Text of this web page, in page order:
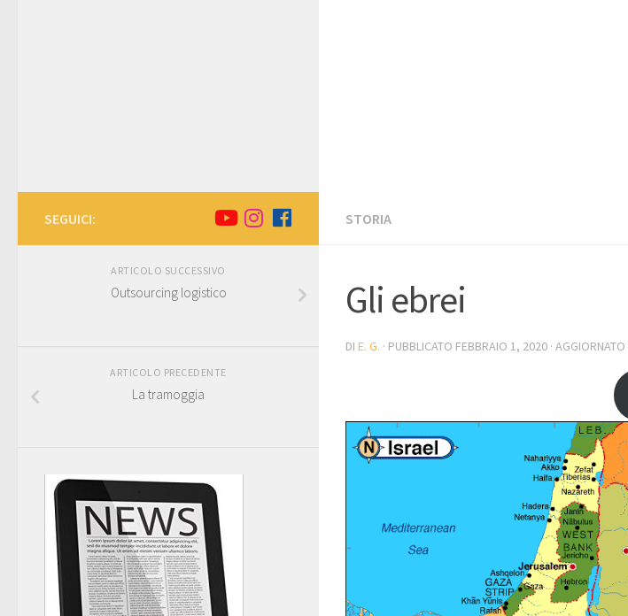
STORIA
Gli ebrei
DI E. G. · PUBBLICATO FEBBRAIO 1, 2020 · AGGIORNATO
SEGUICI:
ARTICOLO SUCCESSIVO
Outsourcing logistico
ARTICOLO PRECEDENTE
La tramoggia